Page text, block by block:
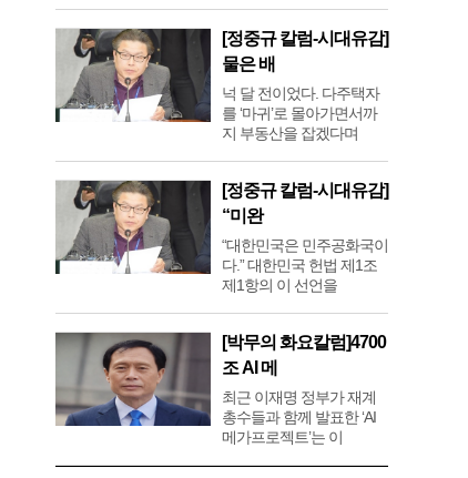
[정중규 칼럼-시대유감]
물은 배
넉 달 전이었다. 다주택자
를 ‘마귀’로 몰아가면서까
지 부동산을 잡겠다며
[정중규 칼럼-시대유감]
“미완
“대한민국은 민주공화국이
다.” 대한민국 헌법 제1조
제1항의 이 선언을
[박무의 화요칼럼]4700
조 AI 메
최근 이재명 정부가 재계
총수들과 함께 발표한 ‘AI
메가프로젝트’는 이